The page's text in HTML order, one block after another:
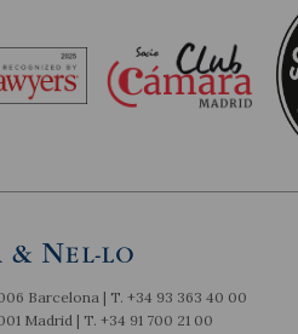
Barcelona | T. +34 93 363 40 00
Madrid | T. +34 91 700 21 00